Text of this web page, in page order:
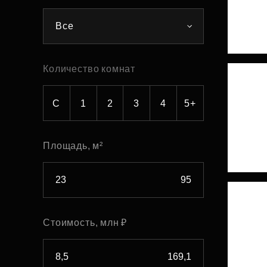
Все
Количество комнат
С 1 2 3 4 5+
Площадь, м²
Стоимость, млн ₽